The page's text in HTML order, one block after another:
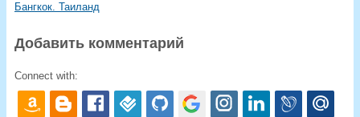
Бангкок. Таиланд
Добавить комментарий
Connect with: